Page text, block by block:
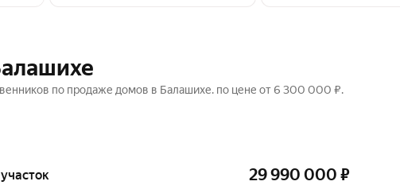
по продаже домов в Балашихе. по цене от 6 300 000 ₽.
29 990 000 ₽